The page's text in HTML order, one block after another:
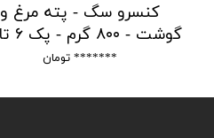
کنسرو سگ - پته مرغ و
گوشت - ۸۰۰ گرم - پک ۶ تایی
******* تومان